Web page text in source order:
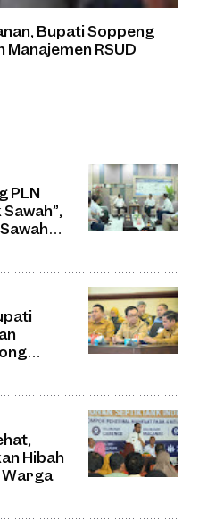
Bupati Soppeng
RSUD
PLN
Hibah